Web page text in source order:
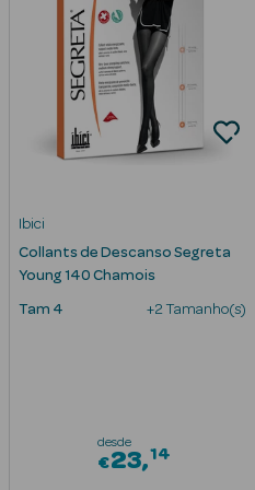
Ibici
Collants de Descanso Segreta
Young 140 Chamois
Tam 4 +2 Tamanho(s)
desde
€23 14